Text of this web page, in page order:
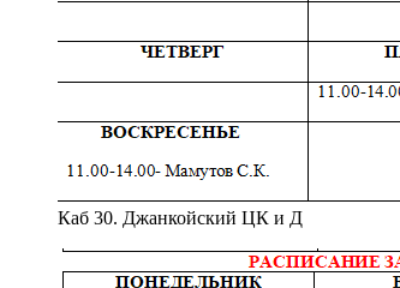
Каб 30. Джанкойский ЦК и Д